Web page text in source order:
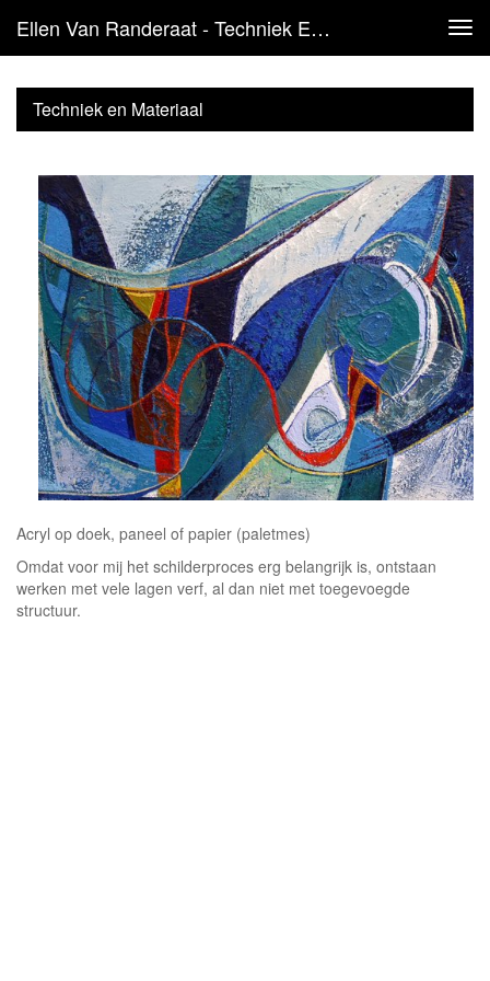
Ellen Van Randeraat - Techniek En Materiaal
Techniek en Materiaal
Acryl op doek, paneel of papier (paletmes)
Omdat voor mij het schilderproces erg belangrijk is, ontstaan
werken met vele lagen verf, al dan niet met toegevoegde
structuur.